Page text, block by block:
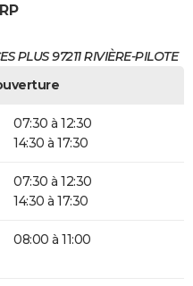
PLUS 97211 RIVIÈRE-PILOTE
07:30 à 12:30
14:30 à 17:30
07:30 à 12:30
14:30 à 17:30
08:00 à 11:00